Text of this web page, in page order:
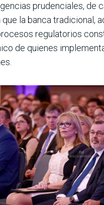
prudenciales, de
la banca tradicional,
regulatorios
de quienes